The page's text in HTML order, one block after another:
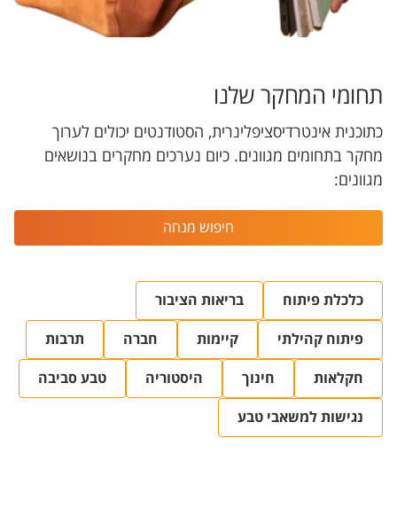
תחומי המחקר שלנו
כתוכנית אינטרדיסציפלינרית, הסטודנטים יכולים לערוך
מחקר בתחומים מגוונים. כיום נערכים מחקרים בנושאים
מגוונים:
חיפוש מנחה
כלכלת פיתוח בריאות הציבור
פיתוח קהילתי קיימות חברה תרבות
חקלאות חינוך היסטוריה טבע סביבה
נגישות למשאבי טבע